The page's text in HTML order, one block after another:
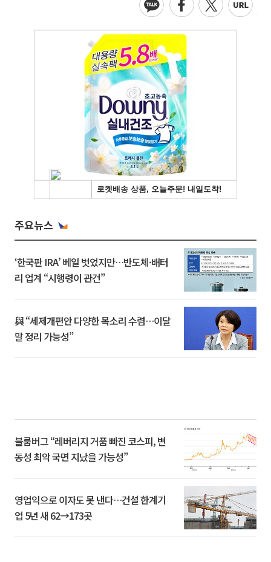
주요뉴스
‘한국판 IRA’ 베일 벗었지만…반도체·배터
리 업계 “시행령이 관건”
與 “세제개편안 다양한 목소리 수렴…이달
말 정리 가능성”
블룸버그 “레버리지 거품 빠진 코스피, 변
동성 최악 국면 지났을 가능성”
영업익으로 이자도 못 낸다…건설 한계기
업 5년 새 62→173곳